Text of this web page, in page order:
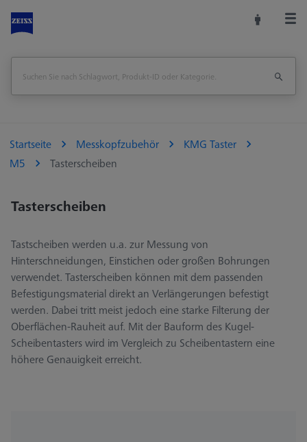
Startseite Messkopfzubehör
KMG Taster
M5
Tasterscheiben
Tasterscheiben
Tastscheiben werden u.a. zur Messung von
Hinterschneidungen, Einstichen oder großen Bohrungen
verwendet. Tasterscheiben können mit dem passenden
Befestigungsmaterial direkt an Verlängerungen befestigt
werden. Dabei tritt meist jedoch eine starke Filterung der
Oberflächen-Rauheit auf. Mit der Bauform des Kugel-
Scheibentasters wird im Vergleich zu Scheibentastern eine
höhere Genauigkeit erreicht.